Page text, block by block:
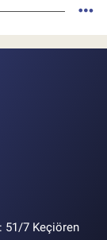
51/7 Keçiören